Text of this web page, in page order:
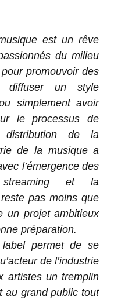
est un rêve
du milieu
promouvoir des
diffuser un style
simplement avoir
le processus de
de la
de la musique a
l’émergence des
et la
pas moins que
un projet ambitieux
préparation.
permet de se
de l’industrie
artistes un tremplin
au grand public tout